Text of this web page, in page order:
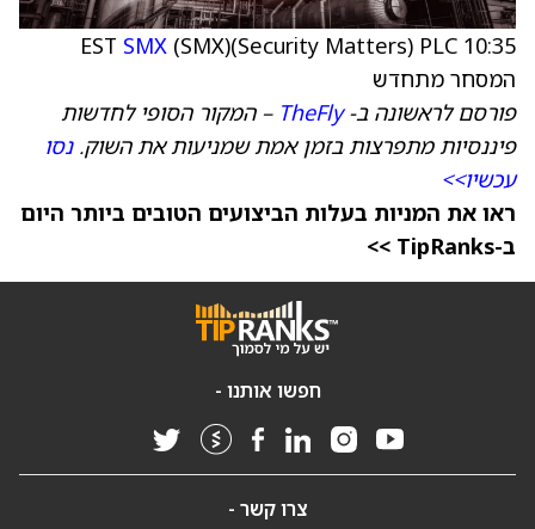
10:35 EST
SMX (SMX)(Security Matters) PLC
המסחר מתחדש
פורסם לראשונה ב-TheFly – המקור הסופי לחדשות
פיננסיות מתפרצות בזמן אמת שמניעות את השוק.נסו
עכשיו>>
ראו את המניות בעלות הביצועים הטובים ביותר היום
ב-TipRanks >>
חפשו אותנו -
צרו קשר -